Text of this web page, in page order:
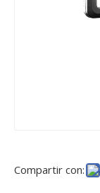
Compartir con: